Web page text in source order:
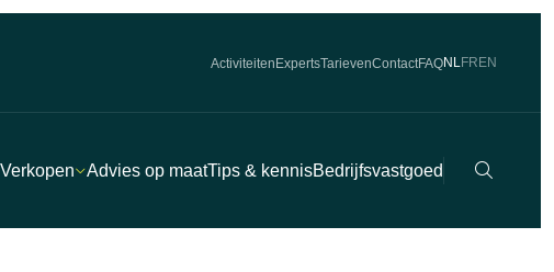
Activiteiten ExpertsTarievenContactFAQNLFR EN
Verkopen Advies op maatTips & kennisBedrijfsvastgoed Zoeken